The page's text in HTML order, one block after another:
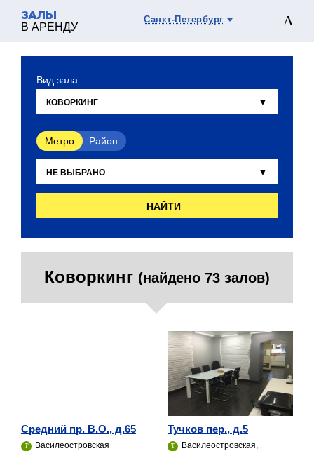
ЗАЛЫ
В АРЕНДУ
Санкт-Петербург
Вид зала:
Метро Район
НАЙТИ
Коворкинг (найдено 73 залов)
Средний пр. В.О., д.65
Василеостровская
Тучков пер., д.5
Василеостровская,